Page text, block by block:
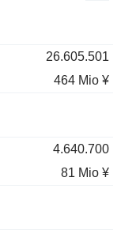
26.605.501
464 Mio ¥
4.640.700
81 Mio ¥